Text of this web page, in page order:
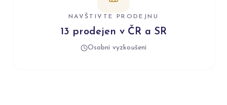
NAVŠTIVTE PRODEJNU
13 prodejen v ČR a SR
Osobní vyzkoušení